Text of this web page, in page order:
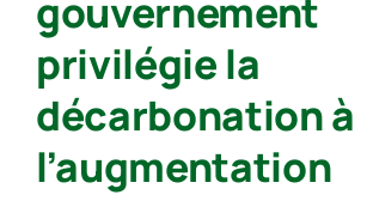
électrique
poursuivent
gouvernement
privilégie la
décarbonation à
l’augmentation